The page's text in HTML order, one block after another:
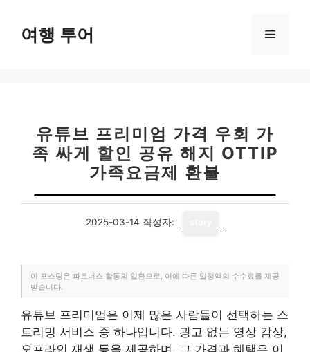
여행 투어 메
유튜브 프리미엄 가격 우회 가
족 싸게 할인 공유 해지 OTTIP
가족요금제 환불
2025-03-14 작성자:
이 포스팅은 파트너스 활동의 일환으로, 이에 따른 일정액의 수수료를 제공
받습니다.
유튜브 프리미엄은 이제 많은 사람들이 선택하는 스
트리밍 서비스 중 하나입니다. 광고 없는 영상 감상,
오프라인 재생 등을 제공하며, 그 가격과 혜택은 이